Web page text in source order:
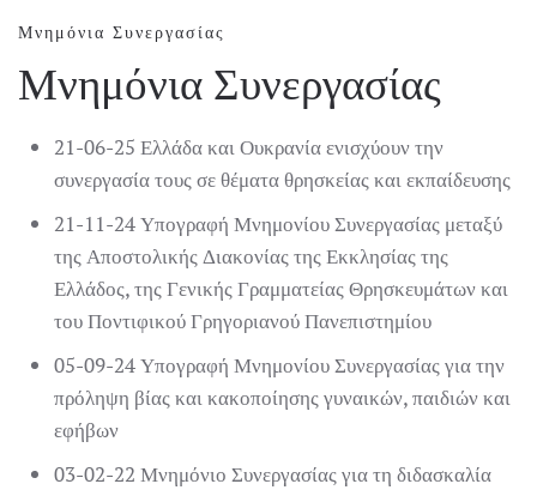
Μνημόνια Συνεργασίας
Μνημόνια Συνεργασίας
21-06-25 Ελλάδα και Ουκρανία ενισχύουν την
συνεργασία τους σε θέματα θρησκείας και εκπαίδευσης
21-11-24 Υπογραφή Μνημονίου Συνεργασίας μεταξύ
της Αποστολικής Διακονίας της Εκκλησίας της
Ελλάδος, της Γενικής Γραμματείας Θρησκευμάτων και
του Ποντιφικού Γρηγοριανού Πανεπιστημίου
05-09-24 Υπογραφή Μνημονίου Συνεργασίας για την
πρόληψη βίας και κακοποίησης γυναικών, παιδιών και
εφήβων
03-02-22 Μνημόνιο Συνεργασίας για τη διδασκαλία